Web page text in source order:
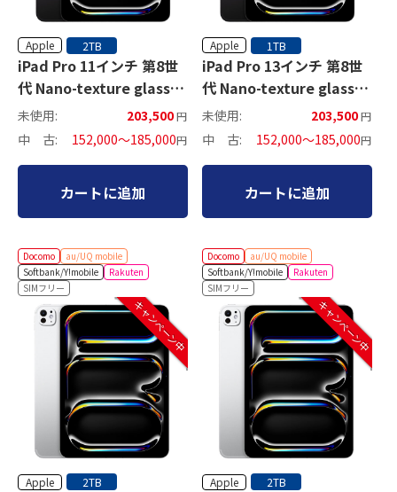
Apple 2TB
iPad Pro 11インチ 第8世
代 Nano-texture glass
セルラーモデル
未使用: 203,500円
中 古: 152,000～185,000円
カートに追加
Apple 1TB
iPad Pro 13インチ 第8世
代 Nano-texture glass
セルラーモデル
未使用: 203,500円
中 古: 152,000～185,000円
カートに追加
Docomo
au/UQ mobile
Softbank/Y!mobile
Rakuten
SIMフリー
キャンペーン中
Apple 2TB
Docomo
au/UQ mobile
Softbank/Y!mobile
Rakuten
SIMフリー
キャンペーン中
Apple 2TB